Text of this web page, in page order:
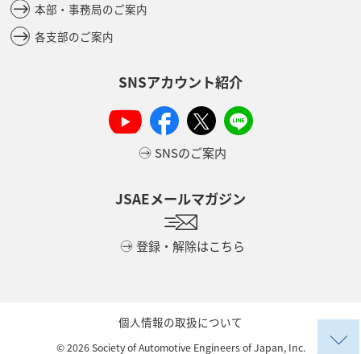
本部・事務局のご案内
各支部のご案内
SNSアカウント紹介
SNSのご案内
JSAEメールマガジン
登録・解除はこちら
個人情報の取扱について
©2026Society of Automotive Engineers of Japan, Inc.